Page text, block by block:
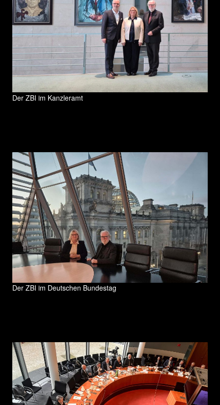
Der ZBI im Kanzleramt
Der ZBI im Deutschen Bundestag